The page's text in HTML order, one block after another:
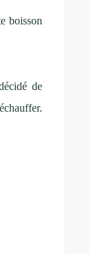
boisson
de